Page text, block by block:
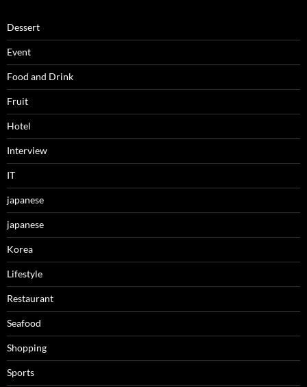
Dessert
Event
Food and Drink
Fruit
Hotel
Interview
IT
japanese
japanese
Korea
Lifestyle
Restaurant
Seafood
Shopping
Sports